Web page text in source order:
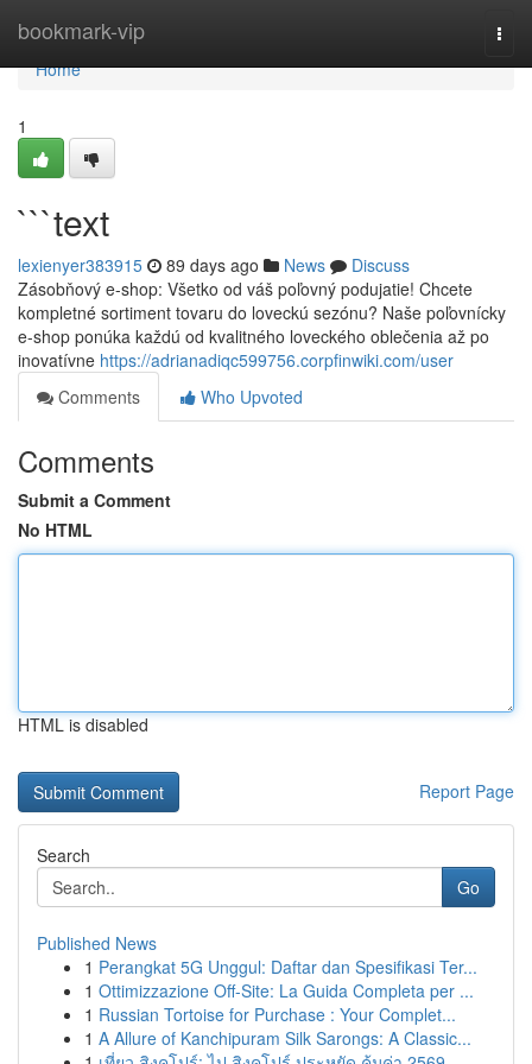
bookmark-vip
Home
Home
1
```text
lexienyer383915 89 days ago News
Discuss
Zásobňový e-shop: Všetko od váš poľovný podujatie! Chcete
kompletné sortiment tovaru do loveckú sezónu? Naše poľovnícky
e-shop ponúka každú od kvalitného loveckého oblečenia až po
inovatívne https://adrianadiqc599756.corpfinwiki.com/user
Comments
Who Upvoted
Comments
Submit a Comment
No HTML
HTML is disabled
Report Page
Search
Go
Published News
1 Perangkat 5G Unggul: Daftar dan Spesifikasi Ter...
1 Ottimizzazione Off-Site: La Guida Completa per ...
1 Russian Tortoise for Purchase : Your Complet...
1 A Allure of Kanchipuram Silk Sarongs: A Classic...